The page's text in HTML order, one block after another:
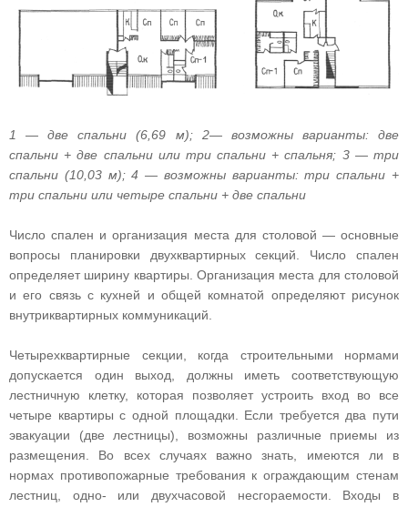
1 — две спальни (6,69 м); 2— возможны варианты: две
спальни + две спальни или три спальни + спальня; 3 — три
спальни (10,03 м); 4 — возможны варианты: три спальни +
три спальни или четыре спальни + две спальни
Число спален и организация места для столовой — основные
вопросы планировки двухквартирных секций. Число спален
определяет ширину квартиры. Организация места для столовой
и его связь с кухней и общей комнатой определяют рисунок
внутриквартирных коммуникаций.
Четырехквартирные секции, когда строительными нормами
допускается один выход, должны иметь соответствующую
лестничную клетку, которая позволяет устроить вход во все
четыре квартиры с одной площадки. Если требуется два пути
эвакуации (две лестницы), возможны различные приемы из
размещения. Во всех случаях важно знать, имеются ли в
нормах противопожарные требования к ограждающим стенам
лестниц, одно- или двухчасовой несгораемости. Входы в